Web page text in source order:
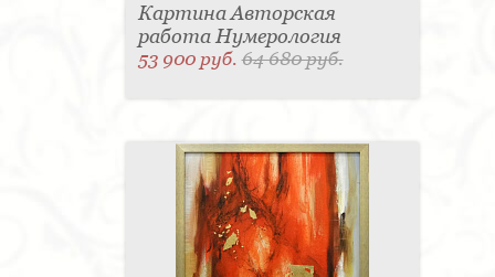
Картина Авторская
работа Нумерология
53 900 руб.64 680 руб.